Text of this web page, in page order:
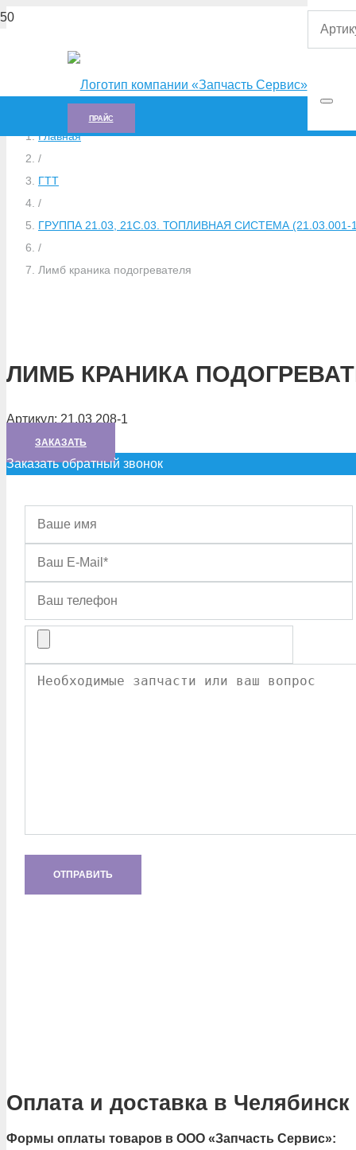
ПРАЙС
Главная
/
ГTT
/
ГРУППА 21.03, 21С.03. ТОПЛИВНАЯ СИСТЕМА (21.03.001-
/
Лимб краника подогревателя
ЛИМБ КРАНИКА
Артикул: 21.03 208-1
ЗАКАЗАТЬ
Заказать обратный звонок
Оплата и доставка в Челябинск
Формы оплаты товаров в ООО «Запчасть Сервис»: